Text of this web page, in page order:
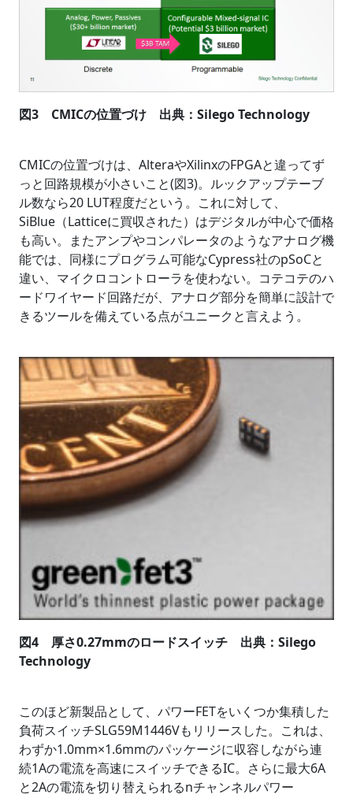
図3 CMICの位置づけ 出典：Silego Technology
CMICの位置づけは、AlteraやXilinxのFPGAと違ってず
っと回路規模が小さいこと(図3)。ルックアップテーブ
ル数なら20 LUT程度だという。これに対して、
SiBlue（Latticeに買収された）はデジタルが中心で価格
も高い。またアンプやコンパレータのようなアナログ機
能では、同様にプログラム可能なCypress社のpSoCと
違い、マイクロコントローラを使わない。コテコテのハ
ードワイヤード回路だが、アナログ部分を簡単に設計で
きるツールを備えている点がユニークと言えよう。
図4 厚さ0.27mmのロードスイッチ 出典：Silego
Technology
このほど新製品として、パワーFETをいくつか集積した
負荷スイッチSLG59M1446Vもリリースした。これは、
わずか1.0mm×1.6mmのパッケージに収容しながら連
続1Aの電流を高速にスイッチできるIC。さらに最大6A
と2Aの電流を切り替えられるnチャンネルパワー